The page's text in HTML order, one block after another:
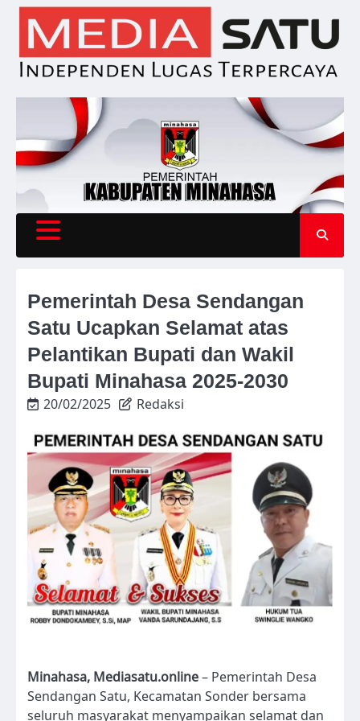
Skip
content
Pemerintah Desa Sendangan
Satu Ucapkan Selamat atas
Pelantikan Bupati dan Wakil
Bupati Minahasa 2025-2030
20/02/2025 Redaksi
Minahasa, Mediasatu.online– Pemerintah Desa
Sendangan Satu, Kecamatan Sonder bersama
seluruh masyarakat menyampaikan selamat dan